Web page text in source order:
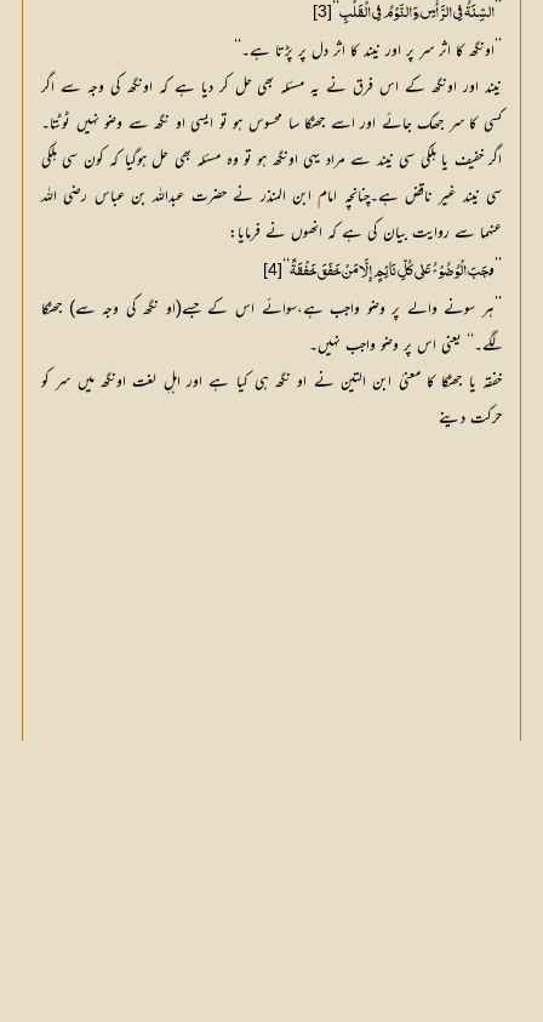
السِّنَۃُ فِي الرَّأْسِ،وَالنَّوْمُ فِي الْقَلْبِ [3]
’’اونگھ کا اثر سر پر اور نیند کا اثر دل پر پڑتا ہے۔‘‘
نیند اور اونگھ کے اس فرق نے یہ مسئلہ بھی حل کر دیا ہے کہ اونگھ کی وجہ سے اگر
کسی کا سر جھک جائے اور اسے جھٹکا سا محسوس ہو تو ایسی او نگھ سے وضو نہیں ٹوٹتا۔
اگر خفیف یا ہلکی سی نیند سے مراد یہی اونگھ ہو تو وہ مسئلہ بھی حل ہوگیا کہ کون سی ہلکی
سی نیند غیر ناقض ہے۔چنانچہ امام ابن المنذر نے حضرت عبداللہ بن عباس رضی اللہ
عنہما سے روایت بیان کی ہے کہ انھوں نے فرمایا:
’’وَجَبَ الْوُضُوْئُ عَلٰی کُلِّ نَائِمٍ إِلَّا مَنْ خَفَقَ خَفْقَۃً [4]
’’ہر سونے والے پر وضو واجب ہے،سوائے اس کے جسے(او نگھ کی وجہ سے) جھٹکا
لگے۔‘‘ یعنی اس پر وضو واجب نہیں۔
خفقہ یا جھٹکا کا معنیٰ ابن التین نے او نگھ ہی کیا ہے اور اہلِ لغت اونگھ میں سر کو
حرکت دینے